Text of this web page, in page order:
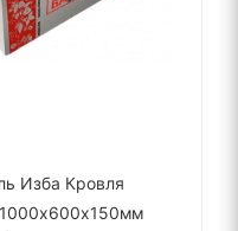
Изба Кровля